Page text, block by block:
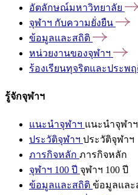
อัตลักษณ์มหาวิทยาลัย
จุฬาฯ กับความยั่งยืน
ข้อมูลและสถิติ
หน่วยงานของจุฬาฯ
ร้องเรียนทุจริตและประพ
รู้จักจุฬาฯ
แนะนำจุฬาฯ แนะนำจุฬาฯ
ประวัติจุฬาฯ ประวัติจุฬาฯ
ภารกิจหลัก ภารกิจหลัก
จุฬาฯ 100 ปี จุฬาฯ 100 ปี
ข้อมูลและสถิติ ข้อมูลและ